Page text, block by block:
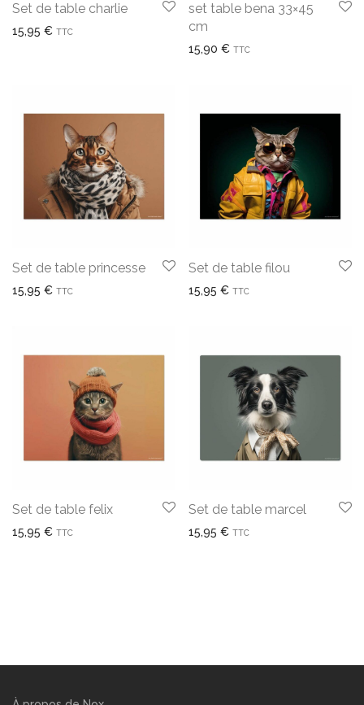
Set de table charlie
15,95 € TTC
set table bena 33×45
cm
15,90 € TTC
Set de table princesse
15,95 € TTC
Set de table filou
15,95 € TTC
Set de table felix
15,95 € TTC
Set de table marcel
15,95 € TTC